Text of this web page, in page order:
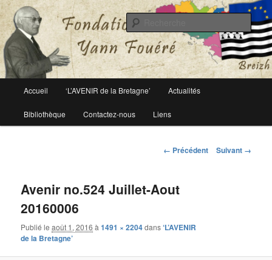
Fondation Yann Fouéré
Le site officiel de la fondation Yann Fouéré
principal
Aller
au
Accueil ‘L’AVENIR de la Bretagne’ Actualités
Bibliothèque Contactez-nous Liens
Navigation
← Précédent Suivant →
Avenir no.524 Juillet-Aout
20160006
Publié leaoût 1, 2016 à1491 × 2204dans‘L’AVENIR
de la Bretagne’